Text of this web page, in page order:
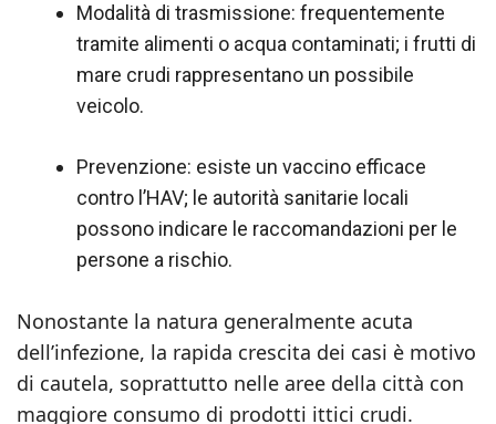
Modalità di trasmissione: frequentemente
tramite alimenti o acqua contaminati; i frutti di
mare crudi rappresentano un possibile
veicolo.
Prevenzione: esiste un vaccino efficace
contro l’HAV; le autorità sanitarie locali
possono indicare le raccomandazioni per le
persone a rischio.
Nonostante la natura generalmente acuta
dell’infezione, la rapida crescita dei casi è motivo
di cautela, soprattutto nelle aree della città con
maggiore consumo di prodotti ittici crudi.